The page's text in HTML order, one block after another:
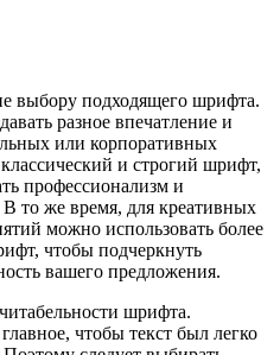
выбору подходящего шрифта.
разное впечатление и
или корпоративных
и строгий шрифт,
профессионализм и
то же время, для креативных
можно использовать более
чтобы подчеркнуть
вашего предложения.
шрифта.
чтобы текст был легко